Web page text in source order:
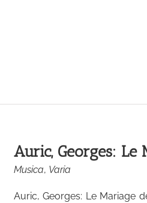
Auric, Georges: Le
Musica, Varia
Auric, Georges: Le Mariage